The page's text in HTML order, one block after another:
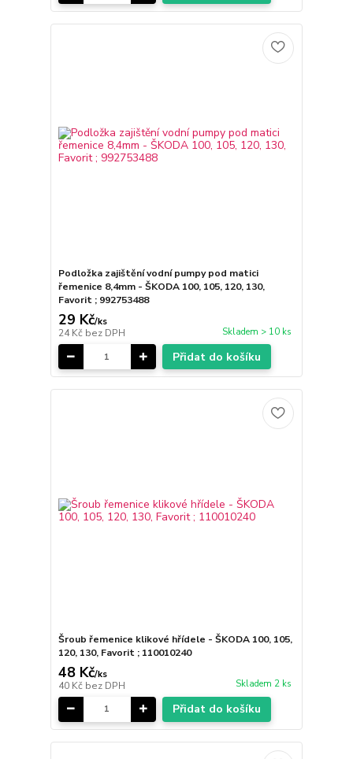
Podložka zajištění vodní pumpy pod matici
řemenice 8,4mm - ŠKODA 100, 105, 120, 130,
Favorit ; 992753488
29 Kč/ks
24 Kč bez DPH Skladem > 10 ks
Přidat do košíku
Šroub řemenice klikové hřídele - ŠKODA 100, 105,
120, 130, Favorit ; 110010240
48 Kč/ks
40 Kč bez DPH Skladem 2 ks
Přidat do košíku